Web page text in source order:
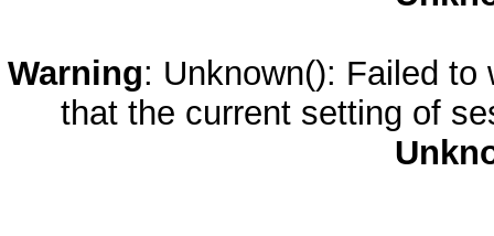
Warning: Unknown(): Failed
that the current setting of